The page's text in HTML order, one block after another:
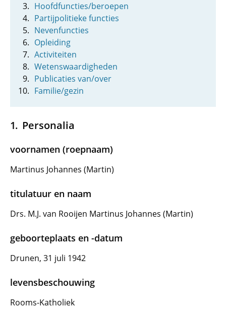
Hoofdfuncties/beroepen
Partijpolitieke functies
Nevenfuncties
Opleiding
Activiteiten
Wetenswaardigheden
Publicaties van/over
Familie/gezin
Personalia
voornamen (roepnaam)
Martinus Johannes (Martin)
titulatuur en naam
Drs. M.J. van Rooijen Martinus Johannes (Martin)
geboorteplaats en -datum
Drunen, 31 juli 1942
levensbeschouwing
Rooms-Katholiek